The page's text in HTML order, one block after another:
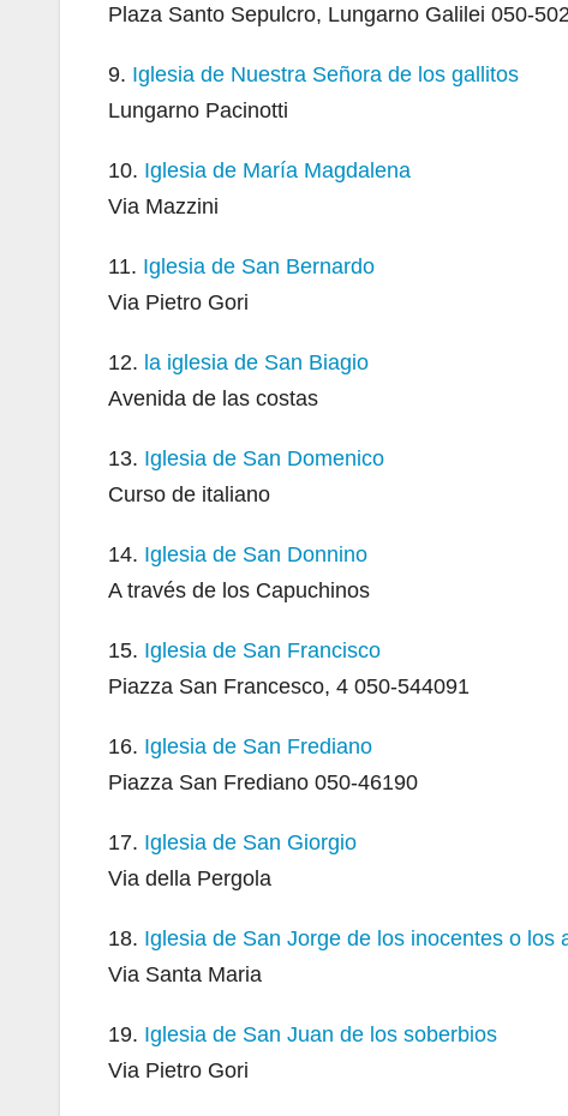
Plaza Santo Sepulcro, Lungarno Galilei 050-
9. Iglesia de Nuestra Señora de los gallitos
Lungarno Pacinotti
10. Iglesia de María Magdalena
Via Mazzini
11. Iglesia de San Bernardo
Via Pietro Gori
12. la iglesia de San Biagio
Avenida de las costas
13. Iglesia de San Domenico
Curso de italiano
14. Iglesia de San Donnino
A través de los Capuchinos
15. Iglesia de San Francisco
Piazza San Francesco, 4 050-544091
16. Iglesia de San Frediano
Piazza San Frediano 050-46190
17. Iglesia de San Giorgio
Via della Pergola
18. Iglesia de San Jorge de los inocentes o los
Via Santa Maria
19. Iglesia de San Juan de los soberbios
Via Pietro Gori